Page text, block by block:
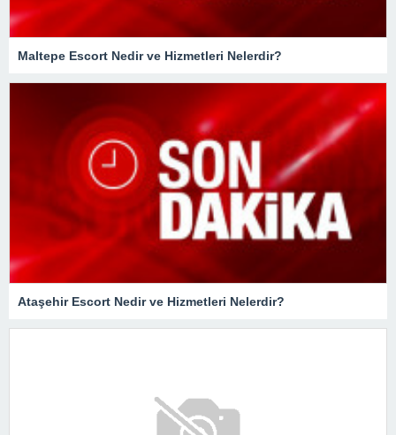
Maltepe Escort Nedir ve Hizmetleri Nelerdir?
Ataşehir Escort Nedir ve Hizmetleri Nelerdir?